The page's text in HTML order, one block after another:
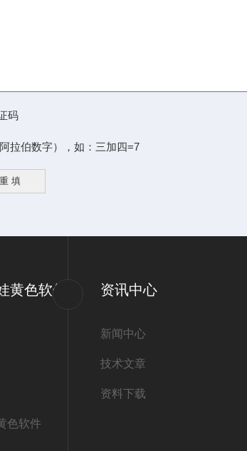
数字），如：三加四=7
黄色软件
色软件
资讯中心
新闻中心
技术文章
资料下载